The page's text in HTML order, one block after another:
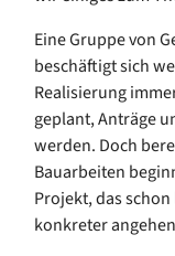
Eine Gruppe von
beschäftigt sich
Realisierung
geplant, Anträge
werden. Doch
Bauarbeiten
Projekt, das
konkreter